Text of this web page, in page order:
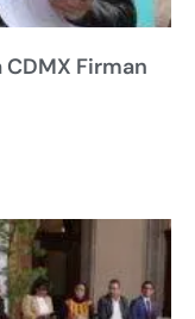
Firman